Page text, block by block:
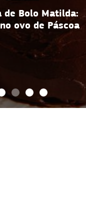
de abobrinha:
e saudável para
vender